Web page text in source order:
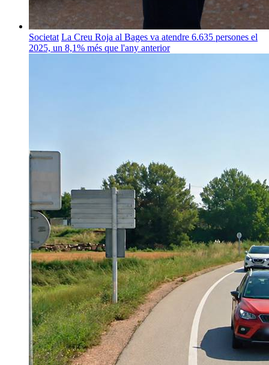
Societat La Creu Roja al Bages va atendre 6.635 persones el
2025, un 8,1% més que l'any anterior